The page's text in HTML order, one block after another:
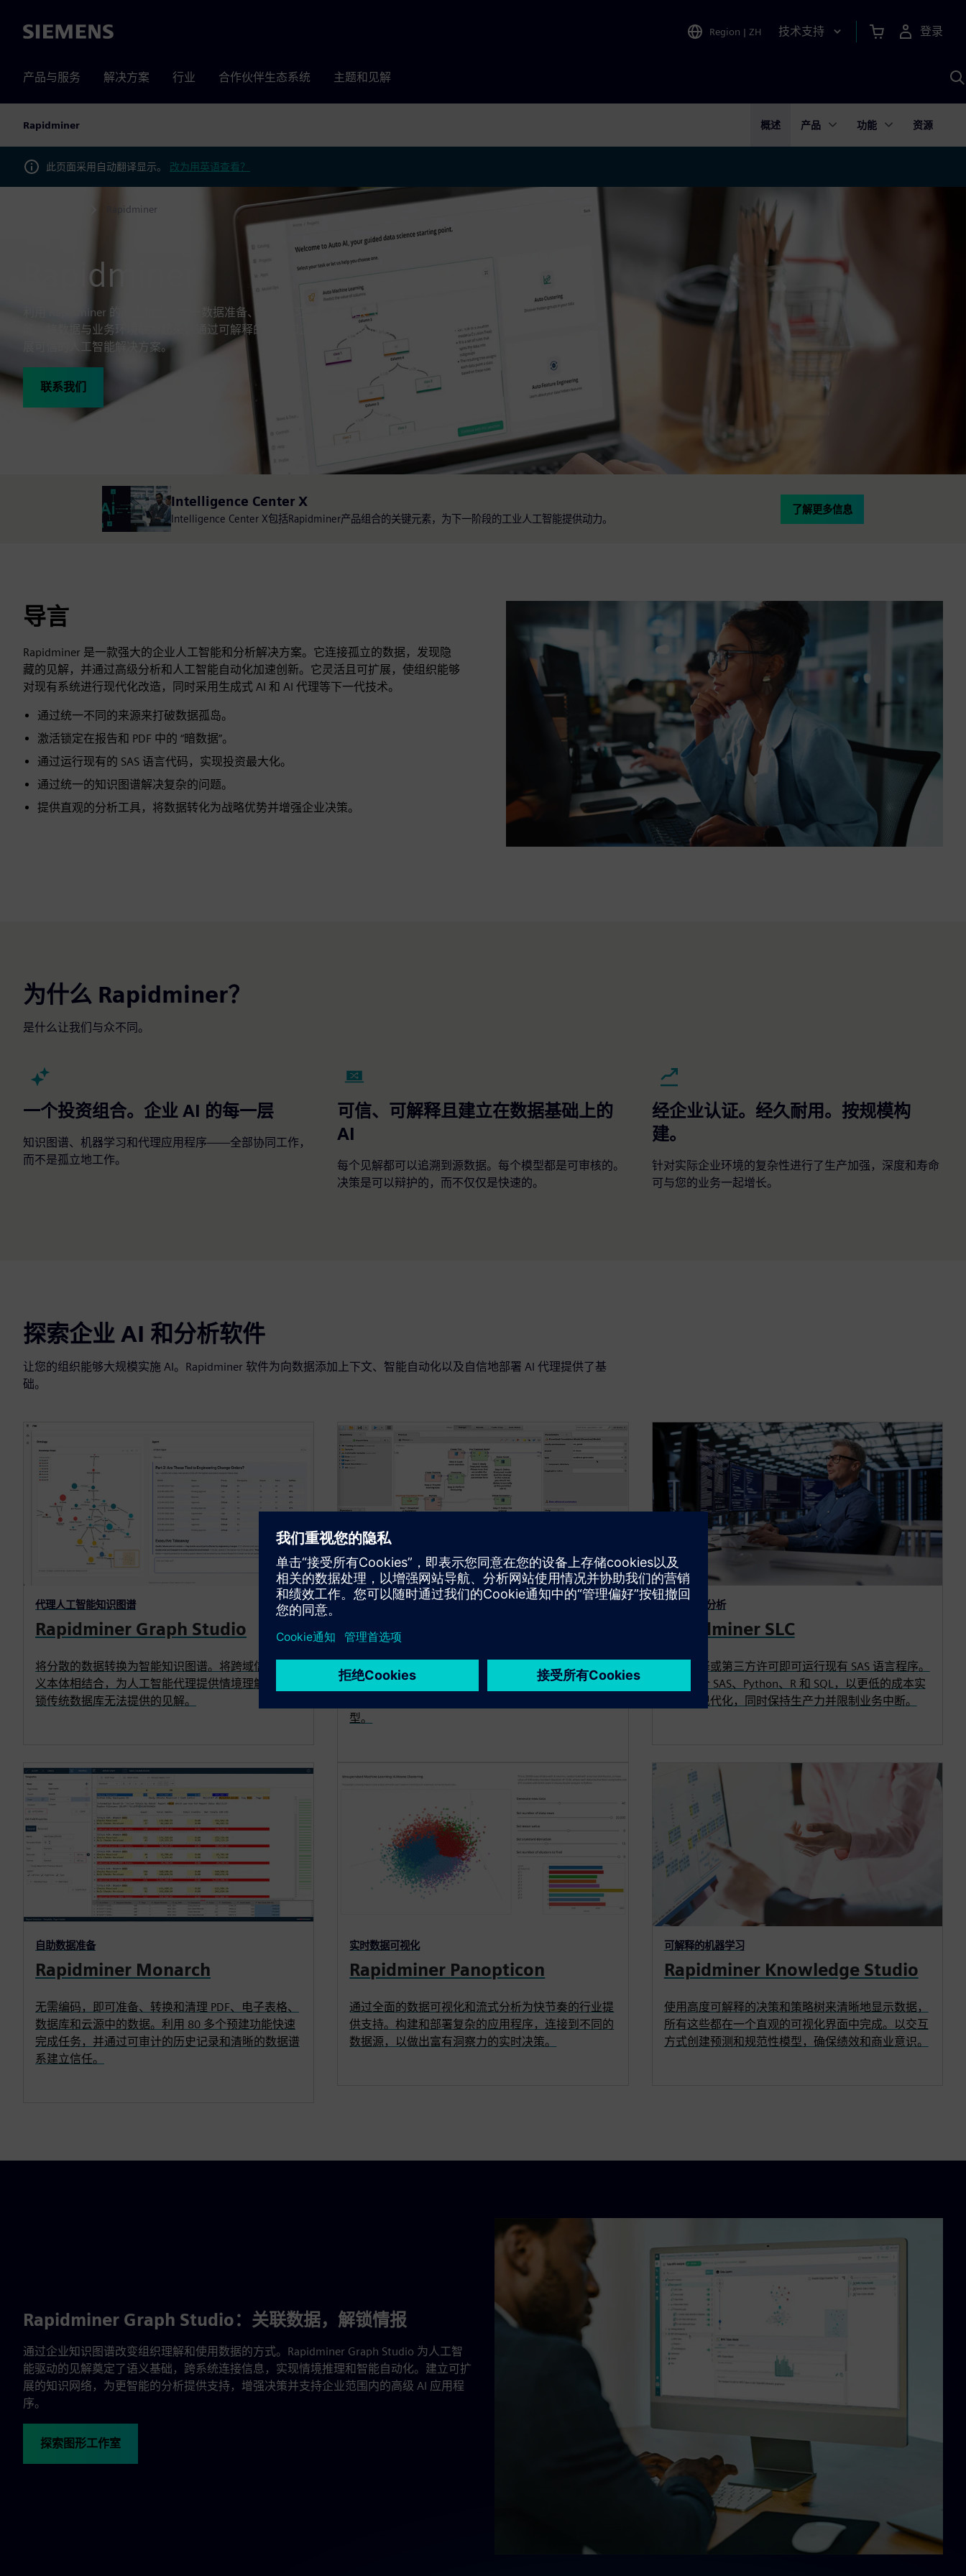
Siemens Region | ZH 技术支持 登录
产品与服务 解决方案 行业 合作伙伴生态系统 主题和见解
Rapidminer 概述 产品 功能 资源
此页面采用自动翻译显示。 改为用英语查看？
Rapidminer
Rapidminer
利用 Rapidminer 的产品组合来统一数据准备、机器学习、知识图谱、GenAI 和代理人工智
能。将数据与业务环境联系起来，通过可解释的见解和企业就绪的自动化来构建、管理和扩
展可信的人工智能解决方案。
联系我们
Intelligence Center X
Intelligence Center X包括Rapidminer产品组合的关键元素，为下一阶段的工业人工智能提供动力。
了解更多信息
导言
Rapidminer 是一款强大的企业人工智能和分析解决方案。它连接孤立的数据，发现隐
藏的见解，并通过高级分析和人工智能自动化加速创新。它灵活且可扩展，使组织能够
对现有系统进行现代化改造，同时采用生成式 AI 和 AI 代理等下一代技术。
通过统一不同的来源来打破数据孤岛。
激活锁定在报告和 PDF 中的 “暗数据”。
通过运行现有的 SAS 语言代码，实现投资最大化。
通过统一的知识图谱解决复杂的问题。
提供直观的分析工具，将数据转化为战略优势并增强企业决策。
为什么 Rapidminer？
是什么让我们与众不同。
一个投资组合。企业 AI 的每一层
知识图谱、机器学习和代理应用程序——全部协同工作，
而不是孤立地工作。
可信、可解释且建立在数据基础上的
AI
每个见解都可以追溯到源数据。每个模型都是可审核的。
决策是可以辩护的，而不仅仅是快速的。
经企业认证。经久耐用。按规模构
建。
针对实际企业环境的复杂性进行了生产加强，深度和寿命
可与您的业务一起增长。
探索企业 AI 和分析软件
让您的组织能够大规模实施 AI。Rapidminer 软件为向数据添加上下文、智能自动化以及自信地部署 AI 代理提供了基
础。
代理人工智能知识图谱
Rapidminer Graph Studio
将分散的数据转换为智能知识图谱。将跨域信息与语
义本体相结合，为人工智能代理提供情境理解，并解
锁传统数据库无法提供的见解。
大众化的数据科学
Rapidminer AI Studio
使用可视化拖放工作流程设计可解释的人工智能和机
器学习模型。利用 AutoML 工具，集成生成式 AI 功
型。
SAS 语言分析
Rapidminer SLC
无需翻译或第三方许可即可运行现有 SAS 语言程序。
无缝结合 SAS、Python、R 和 SQL，以更低的成本实
现分析现代化，同时保持生产力并限制业务中断。
自助数据准备
Rapidminer Monarch
无需编码，即可准备、转换和清理 PDF、电子表格、
数据库和云源中的数据。利用 80 多个预建功能快速
完成任务，并通过可审计的历史记录和清晰的数据谱
系建立信任。
实时数据可视化
Rapidminer Panopticon
通过全面的数据可视化和流式分析为快节奏的行业提
供支持。构建和部署复杂的应用程序，连接到不同的
数据源，以做出富有洞察力的实时决策。
可解释的机器学习
Rapidminer Knowledge Studio
使用高度可解释的决策和策略树来清晰地显示数据，
所有这些都在一个直观的可视化界面中完成。以交互
方式创建预测和规范性模型，确保绩效和商业意识。
Rapidminer Graph Studio：关联数据，解锁情报
通过企业知识图谱改变组织理解和使用数据的方式。Rapidminer Graph Studio 为人工智
能驱动的见解奠定了语义基础，跨系统连接信息，实现情境推理和智能自动化。建立可扩
展的知识网络，为更智能的分析提供支持，增强决策并支持企业范围内的高级 AI 应用程
序。
探索图形工作室